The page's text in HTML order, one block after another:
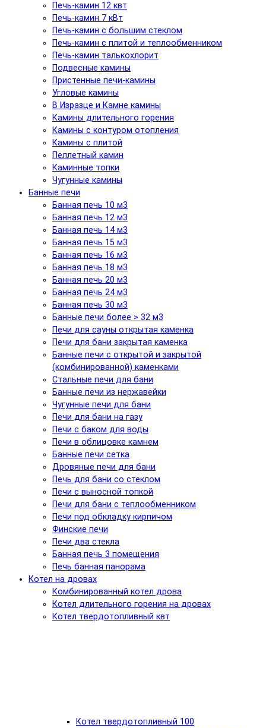
Печь-камин 12 квт
Печь-камин 7 кВт
Печь-камин с большим стеклом
Печь-камин с плитой и теплообменником
Печь-камин талькохлорит
Подвесные камины
Пристенные печи-камины
Угловые камины
В Изразце и Камне камины
Камины длительного горения
Камины с контуром отопления
Камины с плитой
Пеллетный камин
Каминные топки
Чугунные камины
Банные печи
Банная печь 10 м3
Банная печь 12 м3
Банная печь 14 м3
Банная печь 15 м3
Банная печь 16 м3
Банная печь 18 м3
Банная печь 20 м3
Банная печь 24 м3
Банная печь 30 м3
Банные печи более > 32 м3
Печи для сауны открытая каменка
Печи для бани закрытая каменка
Банные печи с открытой и закрытой
(комбинированной) каменками
Стальные печи для бани
Банные печи из нержавейки
Чугунные печи для бани
Печи для бани на газу
Печи с баком для воды
Печи в облицовке камнем
Банные печи сетка
Дровяные печи для бани
Печь для бани со стеклом
Печи с выносной топкой
Печи для бани с теплообменником
Печи под обкладку кирпичом
Финские печи
Печи два стекла
Банная печь 3 помещения
Печь банная панорама
Котел на дровах
Комбинированный котел дрова
Котел длительного горения на дровах
Котел твердотопливный квт
Котел твердотопливный 100